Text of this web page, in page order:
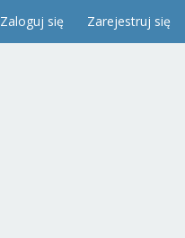
Zaloguj się Zarejestruj się